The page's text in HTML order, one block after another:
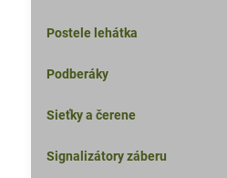
Postele lehátka
Podberáky
Sieťky a čerene
Signalizátory záberu